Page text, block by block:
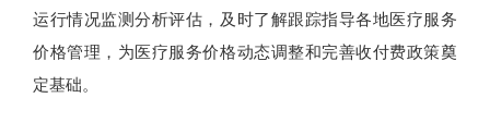
运行情况监测分析评估，及时了解跟踪指导各地医疗服务
价格管理，为医疗服务价格动态调整和完善收付费政策奠
定基础。